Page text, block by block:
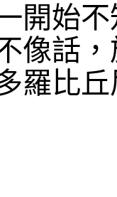
開始
像話
羅比